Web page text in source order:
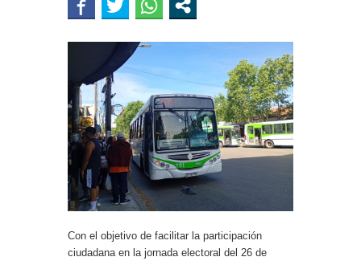
Con el objetivo de facilitar la participación
ciudadana en la jornada electoral del 26 de